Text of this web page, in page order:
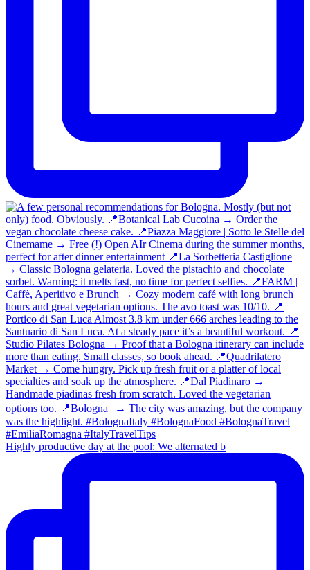
Highly productive day at the pool: We alternated b